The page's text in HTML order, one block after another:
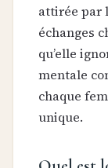
attirée par
échanges
qu’elle
mentale
chaque
unique.